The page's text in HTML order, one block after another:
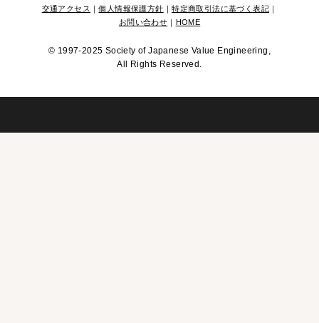
交通アクセス ｜個人情報保護方針 ｜特定商取引法に基づく表記｜
お問い合わせ ｜ HOME
© 1997-2025 Society of Japanese Value Engineering,
All Rights Reserved.